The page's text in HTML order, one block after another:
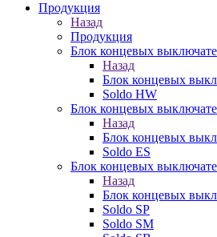
Продукция
Назад
Продукция
Блок концевых
Назад
Блок концевых
Soldo HW
Блок концевых
Назад
Блок концевых
Soldo ES
Блок концевых
Назад
Блок концевых
Soldo SP
Soldo SM